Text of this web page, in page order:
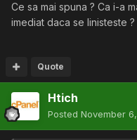
Ce sa mai spuna ? Ca i-a
imediat daca se linisteste ?
Quote
Htich
Posted November